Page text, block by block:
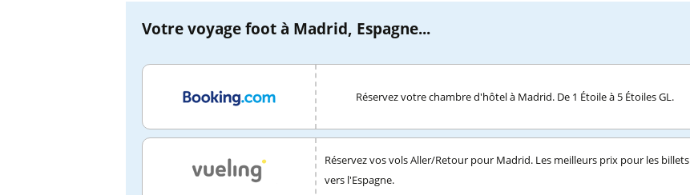
Votre voyage foot à Madrid, Espagne...
Réservez votre chambre d'hôtel à Madrid. De 1 Étoile à 5 Étoiles GL.
Réservez vos vols Aller/Retour pour Madrid. Les meilleurs prix pour les billets
vers l'Espagne.